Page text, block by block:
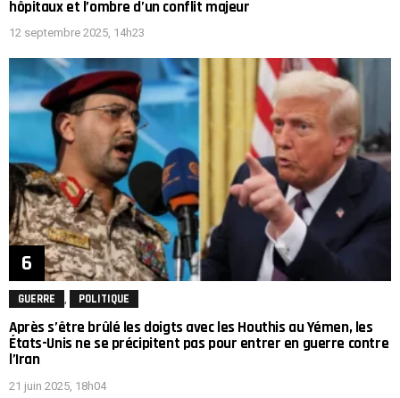
hôpitaux et l’ombre d’un conflit majeur
12 septembre 2025, 14h23
GUERRE POLITIQUE
Après s’être brûlé les doigts avec les Houthis au Yémen, les
États-Unis ne se précipitent pas pour entrer en guerre contre
l’Iran
21 juin 2025, 18h04